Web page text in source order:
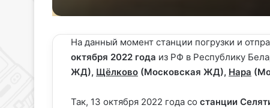
На данный момент станции погрузки и
октября 2022 года из РФ в Республику
ЖД), Щёлково (Московская ЖД), Нара
Так, 13 октября 2022 года со станции